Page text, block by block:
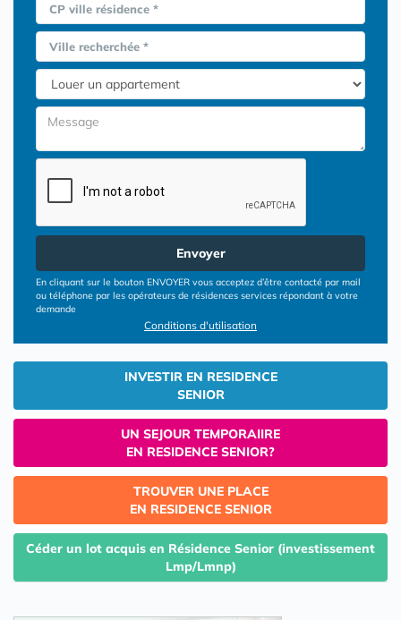
CP ville résidence *
Ville recherchée *
Envoyer
En cliquant sur le bouton ENVOYER vous acceptez d’être contacté par mail
ou téléphone par les opérateurs de résidences services répondant à votre
demande
Conditions d'utilisation
INVESTIR EN RESIDENCE
SENIOR
UN SEJOUR TEMPORAIIRE
EN RESIDENCE SENIOR?
TROUVER UNE PLACE
EN RESIDENCE SENIOR
Céder un lot acquis en Résidence Senior (investissement
Lmp/Lmnp)